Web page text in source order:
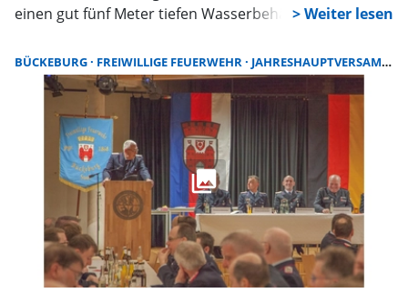
einen gut fünf Meter tiefen Wasserbehälter abgestürzt
Wasserwerk Obernkirchen, der nach ersten
Erkenntnissen in den leeren Behälter abgestürzt war.
BÜCKEBURG FREIWILLIGE FEUERWEHR JAHRESHAUPTVERSAMMLUNG